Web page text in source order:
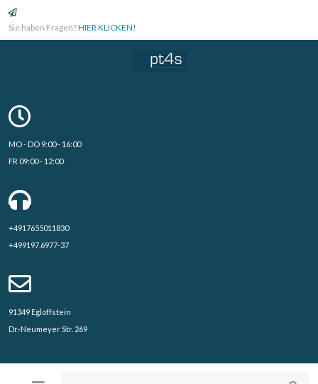
Sie haben Fragen?HIER KLICKEN!
MO - DO 9:00 - 16:00
FR 09:00 - 12:00
+4917655011830
+499197.6977-37
91349 Egloffstein
Dr.-Neumeyer Str. 269